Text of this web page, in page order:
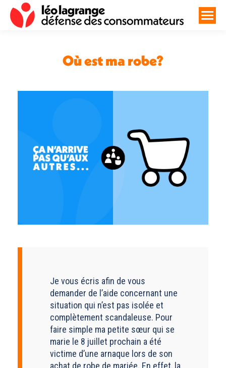
Où est ma robe?
Je vous écris afin de vous
demander de l’aide concernant une
situation qui n’est pas isolée et
complètement scandaleuse. Pour
faire simple ma petite sœur qui se
marie le 8 juillet prochain a été
victime d’une arnaque lors de son
achat de robe de mariée. En effet, la